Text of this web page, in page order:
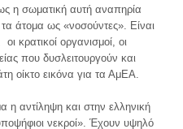
η σωματική αυτή αναπηρία
τα άτομα ως «νοσούντες». Είναι
κρατικοί οργανισμοί, οι
που δυσλειτουργούν και
οίκτο εικόνα για τα ΑμΕΑ.
η αντίληψη και στην ελληνική
νεκροί». Έχουν υψηλό